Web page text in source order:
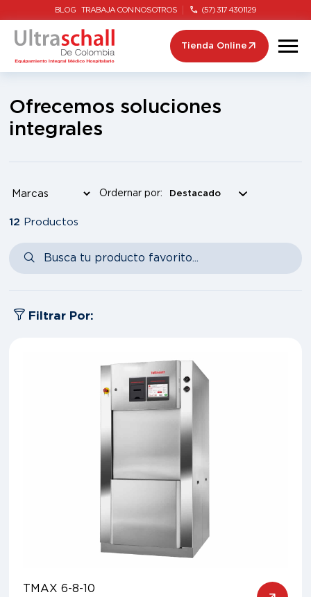
BLOG TRABAJA CON NOSOTROS (57) 317 4301129
Tienda Online
Ofrecemos soluciones
integrales
Ordernar por:
12 Productos
Filtrar Por:
TMAX 6-8-10